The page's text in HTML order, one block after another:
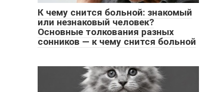
К чему снится больной: знакомый
или незнаковый человек?
Основные толкования разных
сонников — к чему снится больной